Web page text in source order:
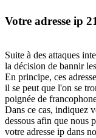
Votre adresse ip
Suite à des attaques
la décision de bannir
En principe, ces
il se peut que l'on se
poignée de
Dans ce cas, indiquez
dessous afin que nous
votre adresse ip dans